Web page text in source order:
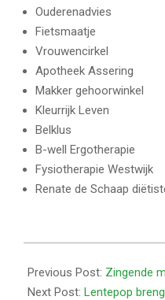
Ouderenadvies
Fietsmaatje
Vrouwencirkel
Apotheek Assering
Makker gehoorwinkel
Kleurrijk Leven
Belklus
B-well Ergotherapie
Fysiotherapie Westwijk
Renate de Schaap
03-
24
Previous Post: Zingende
Next Post: Lentepop